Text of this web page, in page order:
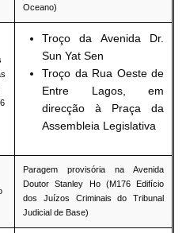
Oceano)
Troço da Avenida Dr.
Sun Yat Sen
Troço da Rua Oeste de
Entre Lagos, em
direcção à Praça da
Assembleia Legislativa
Paragem provisória na Avenida
Doutor Stanley Ho (M176 Edifício
dos Juízos Criminais do Tribunal
Judicial de Base)